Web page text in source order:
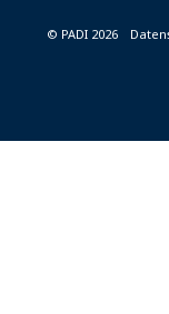
© PADI 2026